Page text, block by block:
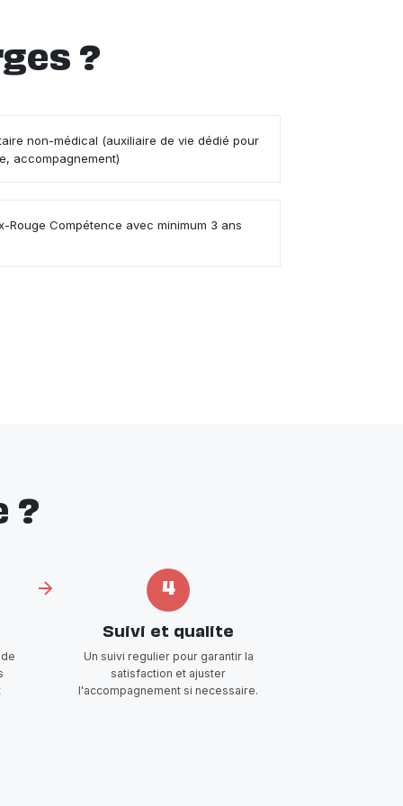
?
non-médical (auxiliaire de vie dédié pour
accompagnement)
Rouge Compétence avec minimum 3 ans
?
4
Suivi et qualite
Un suivi regulier pour garantir la
satisfaction et ajuster
l'accompagnement si necessaire.